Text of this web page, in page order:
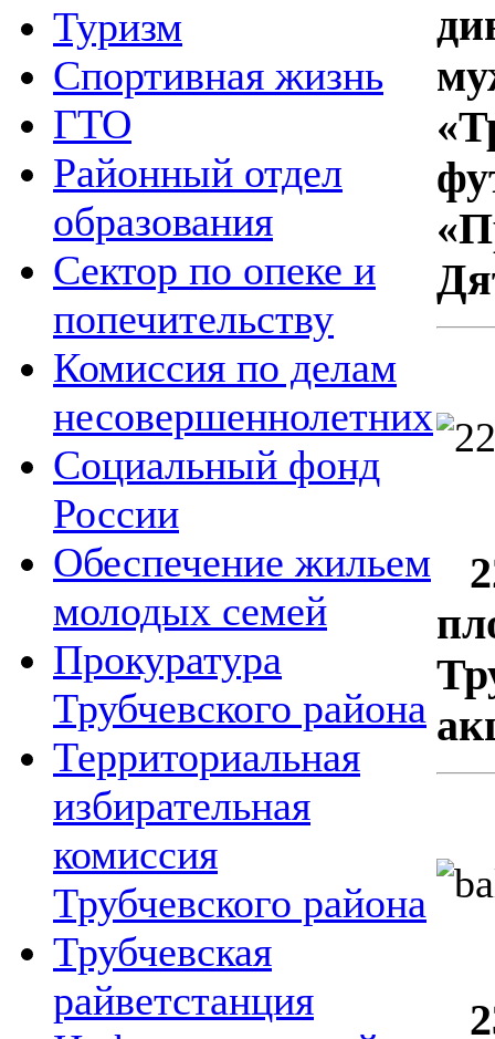
Туризм
Спортивная жизнь
ГТО
Районный отдел
образования
Сектор по опеке и
попечительству
Комиссия по делам
несовершеннолетних
Социальный фонд
России
Обеспечение жильем
молодых семей
Прокуратура
Трубчевского района
Территориальная
избирательная
комиссия
Трубчевского района
Трубчевская
райветстанция